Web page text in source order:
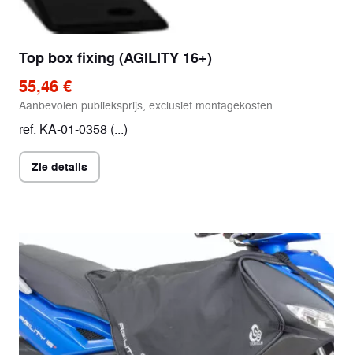
Top box fixing (AGILITY 16+)
55,46 €
Aanbevolen publieksprijs, exclusief montagekosten
ref. KA-01-0358 (...)
Zie details